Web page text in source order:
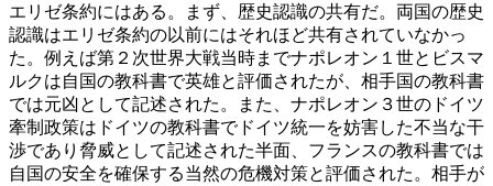
エリゼ条約にはある。まず、歴史認識の共有だ。両国の歴史
認識はエリゼ条約の以前にはそれほど共有されていなかっ
た。例えば第２次世界大戦当時までナポレオン１世とビスマ
ルクは自国の教科書で英雄と評価されたが、相手国の教科書
では元凶として記述された。また、ナポレオン３世のドイツ
牽制政策はドイツの教科書でドイツ統一を妨害した不当な干
渉であり脅威として記述された半面、フランスの教科書では
自国の安全を確保する当然の危機対策と評価された。相手が